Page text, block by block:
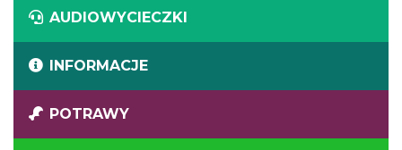
AUDIOWYCIECZKI
INFORMACJE
POTRAWY